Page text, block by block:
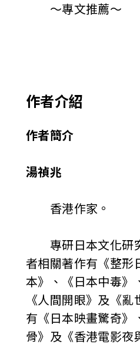
～專文推薦～
作者介紹
作者簡介
湯禎兆
香港作家。
專研日本文化研
者相關著作有《整形
本》、《日本中毒》
《人間開眼》及《
有《日本映畫驚奇》
骨》及《香港電影夜